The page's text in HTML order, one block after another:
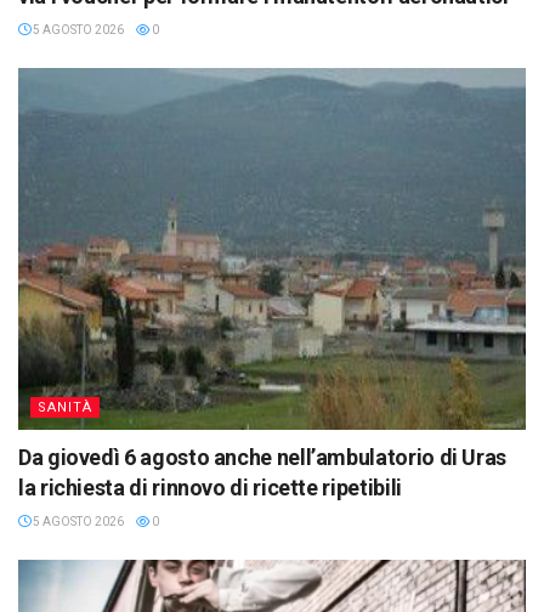
5 AGOSTO 2026 0
SANITÀ
Da giovedì 6 agosto anche nell’ambulatorio di Uras
la richiesta di rinnovo di ricette ripetibili
5 AGOSTO 2026 0